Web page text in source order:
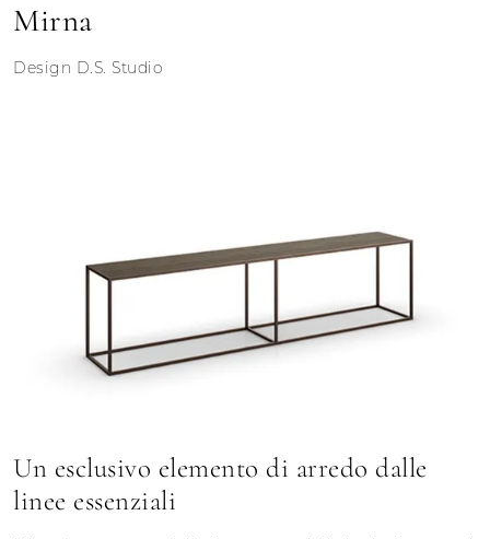
Mirna
Design D.S. Studio
Un esclusivo elemento di arredo dalle
linee essenziali